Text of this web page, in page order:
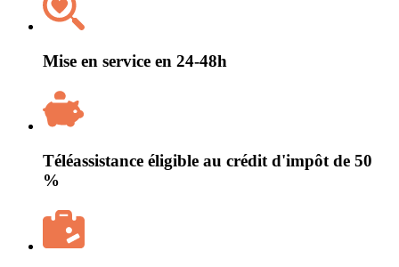
Mise en service en 24-48h
Téléassistance éligible au crédit d'impôt de 50
%